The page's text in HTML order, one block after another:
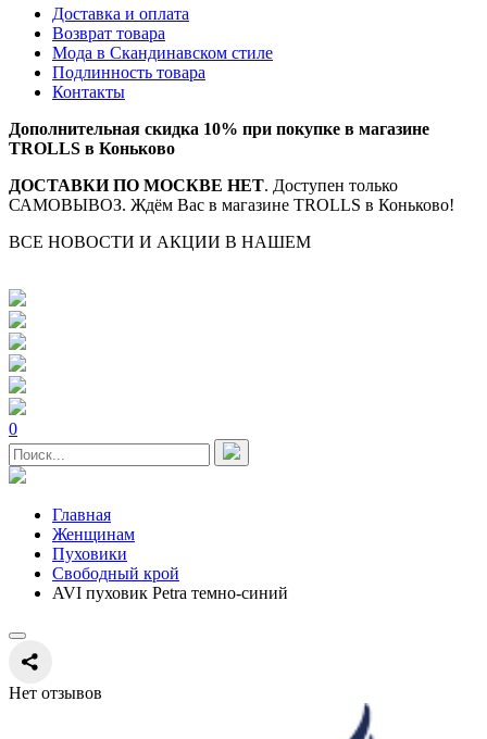
Доставка и оплата
Возврат товара
Мода в Скандинавском стиле
Подлинность товара
Контакты
Дополнительная скидка 10% при покупке в магазине
TROLLS в Коньково
ДОСТАВКИ ПО МОСКВЕ НЕТ. Доступен только
САМОВЫВОЗ. Ждём Вас в магазине TROLLS в Коньково!
ВСЕ НОВОСТИ И АКЦИИ В НАШЕМ
0
Главная
Женщинам
Пуховики
Свободный крой
AVI пуховик Petra темно-синий
Нет отзывов